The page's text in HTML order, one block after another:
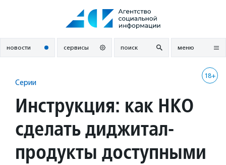
новости сервисы поиск меню
18+
Серии
Инструкция: как НКО
сделать диджитал-
продукты доступными